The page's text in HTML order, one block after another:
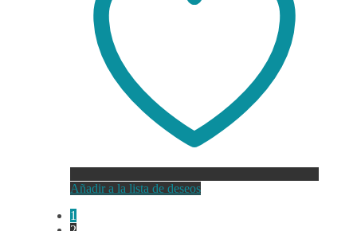
Añadir a la lista de deseos
1